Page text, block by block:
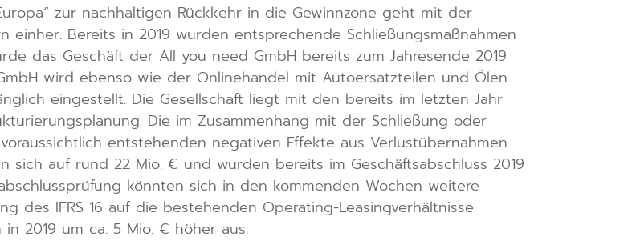
zur nachhaltigen Rückkehr in die Gewinnzone geht mit der
Bereits in 2019 wurden entsprechende Schließungsmaßnahmen
das Geschäft der All you need GmbH bereits zum Jahresende 2019
wird ebenso wie der Onlinehandel mit Autoersatzteilen und Ölen
eingestellt. Die Gesellschaft liegt mit den bereits im letzten Jahr
Die im Zusammenhang mit der Schließung oder
entstehenden negativen Effekte aus Verlustübernahmen
sich auf rund 22 Mio. € und wurden bereits im Geschäftsabschluss 2019
könnten sich in den kommenden Wochen weitere
des IFRS 16 auf die bestehenden Operating-Leasingverhältnisse
2019 um ca. 5 Mio. € höher aus.